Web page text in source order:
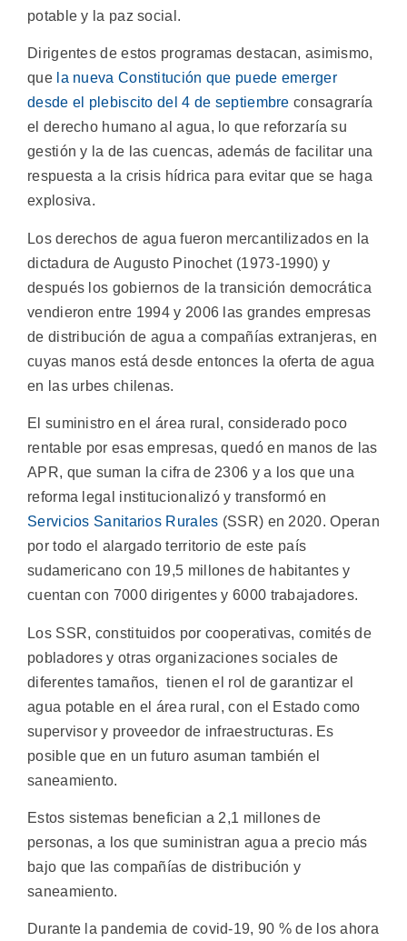
potable y la paz social.
Dirigentes de estos programas destacan, asimismo,
que la nueva Constitución que puede emerger
desde el plebiscito del 4 de septiembre consagraría
el derecho humano al agua, lo que reforzaría su
gestión y la de las cuencas, además de facilitar una
respuesta a la crisis hídrica para evitar que se haga
explosiva.
Los derechos de agua fueron mercantilizados en la
dictadura de Augusto Pinochet (1973-1990) y
después los gobiernos de la transición democrática
vendieron entre 1994 y 2006 las grandes empresas
de distribución de agua a compañías extranjeras, en
cuyas manos está desde entonces la oferta de agua
en las urbes chilenas.
El suministro en el área rural, considerado poco
rentable por esas empresas, quedó en manos de las
APR, que suman la cifra de 2306 y a los que una
reforma legal institucionalizó y transformó en
Servicios Sanitarios Rurales (SSR) en 2020. Operan
por todo el alargado territorio de este país
sudamericano con 19,5 millones de habitantes y
cuentan con 7000 dirigentes y 6000 trabajadores.
Los SSR, constituidos por cooperativas, comités de
pobladores y otras organizaciones sociales de
diferentes tamaños, tienen el rol de garantizar el
agua potable en el área rural, con el Estado como
supervisor y proveedor de infraestructuras. Es
posible que en un futuro asuman también el
saneamiento.
Estos sistemas benefician a 2,1 millones de
personas, a los que suministran agua a precio más
bajo que las compañías de distribución y
saneamiento.
Durante la pandemia de covid-19, 90 % de los ahora